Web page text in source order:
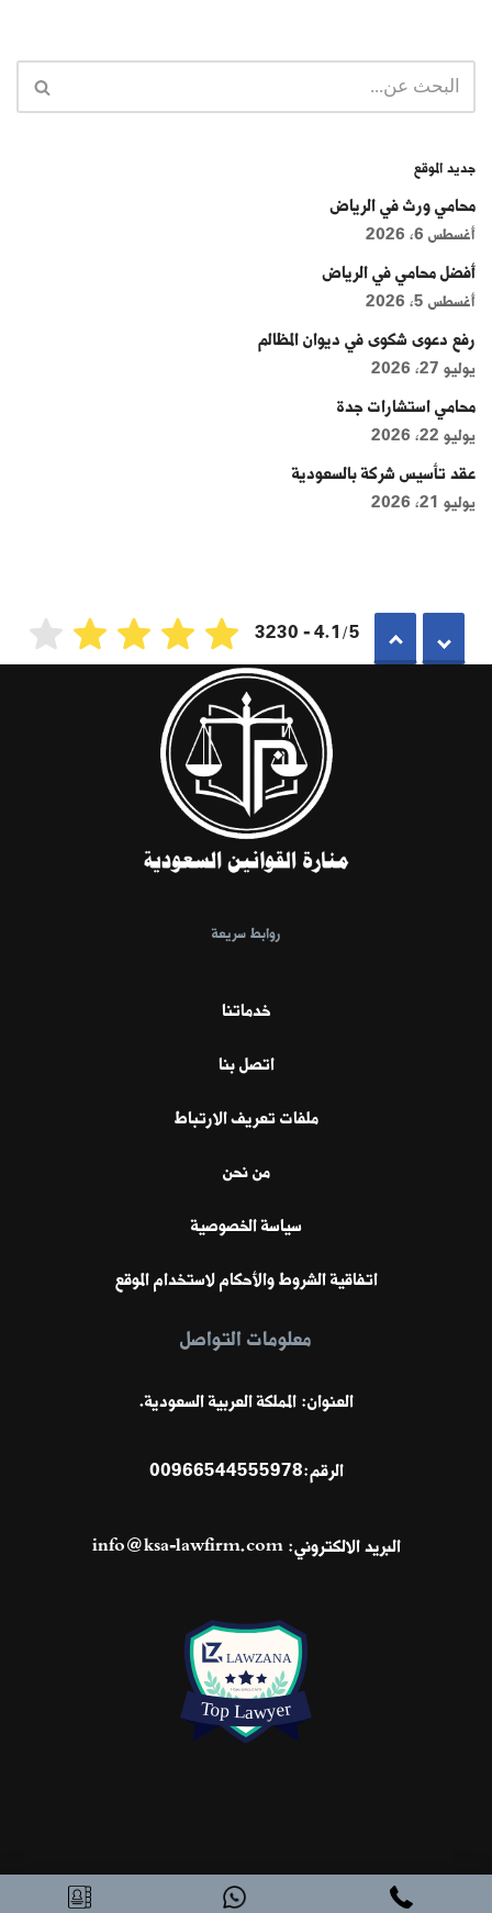
جديد الموقع
محامي ورث في الرياض
أغسطس 6, 2026
أفضل محامي في الرياض
أغسطس 5, 2026
رفع دعوى شكوى في ديوان المظالم
يوليو 27, 2026
محامي استشارات جدة
يوليو 22, 2026
عقد تأسيس شركة بالسعودية
يوليو 21, 2026
4.1/5 - 3230
روابط سريعة
خدماتنا
اتصل بنا
ملفات تعريف الارتباط
من نحن
سياسة الخصوصية
اتفاقية الشروط والأحكام لاستخدام الموقع
معلومات التواصل
العنوان: المملكة العربية السعودية.
الرقم:00966544555978
البريد الالكتروني:info@ksa-lawfirm.com